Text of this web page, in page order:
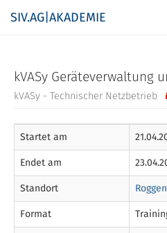
SIV.AG|AKADEMIE
kVASy Geräteverwaltung
kVASy - Technischer Netzbetrieb
Startet am
Endet am
Standort
Format